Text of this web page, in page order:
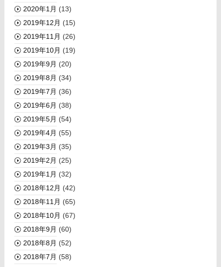
2020年1月 (13)
2019年12月 (15)
2019年11月 (26)
2019年10月 (19)
2019年9月 (20)
2019年8月 (34)
2019年7月 (36)
2019年6月 (38)
2019年5月 (54)
2019年4月 (55)
2019年3月 (35)
2019年2月 (25)
2019年1月 (32)
2018年12月 (42)
2018年11月 (65)
2018年10月 (67)
2018年9月 (60)
2018年8月 (52)
2018年7月 (58)